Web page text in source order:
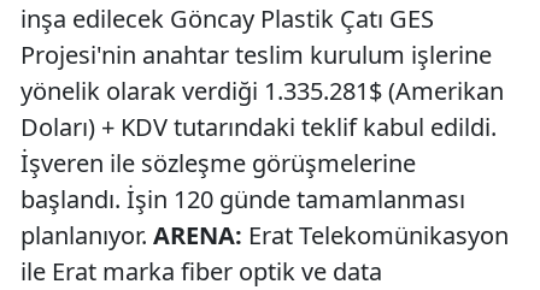
inşa edilecek Göncay Plastik Çatı GES
Projesi'nin anahtar teslim kurulum işlerine
yönelik olarak verdiği 1.335.281$ (Amerikan
Doları) + KDV tutarındaki teklif kabul edildi.
İşveren ile sözleşme görüşmelerine
başlandı. İşin 120 günde tamamlanması
planlanıyor. ARENA: Erat Telekomünikasyon
ile Erat marka fiber optik ve data